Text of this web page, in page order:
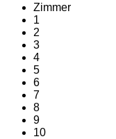
Zimmer
1
2
3
4
5
6
7
8
9
10